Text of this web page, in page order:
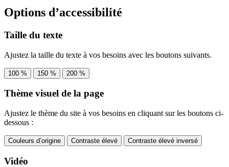
Options d’accessibilité
Taille du texte
Ajustez la taille du texte à vos besoins avec les boutons suivants.
100 % 150 % 200 %
Thème visuel de la page
Ajustez le thème du site à vos besoins en cliquant sur les boutons ci-
dessous :
Couleurs d’origine Contraste élevé Contraste élevé inversé
Vidéo